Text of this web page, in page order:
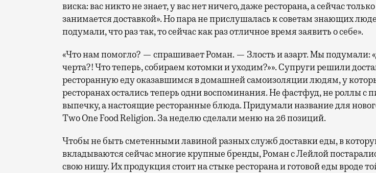
виска: вас никто не знает, у вас нет ничего, даже ресторана, а сейчас
занимается доставкой». Но пара не прислушалась к советам знающих
подумали, что раз так, то сейчас как раз отличное время заявить о себе».
«Что нам помогло? — спрашивает Роман. — Злость и азарт. Мы подумали:
черта?! Что теперь, собираем котомки и уходим?»». Супруги решили
ресторанную еду оказавшимся в домашней самоизоляции людям, у
ресторанах остались теперь одни воспоминания. Не фастфуд, не роллы с
выпечку, а настоящие ресторанные блюда. Придумали название для
Two One Food Religion. За неделю сделали меню на 26 позиций.
Чтобы не быть сметенными лавиной разных служб доставки еды, в
вкладываются сейчас многие крупные бренды, Роман с Лейлой
свою нишу. Их продукция стоит на стыке ресторана и готовой еды вроде